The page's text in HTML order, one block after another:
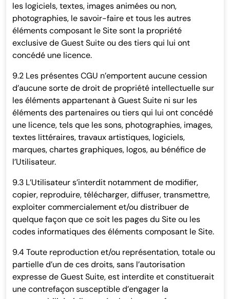
les logiciels, textes, images animées ou non,
photographies, le savoir-faire et tous les autres
éléments composant le Site sont la propriété
exclusive de Guest Suite ou des tiers qui lui ont
concédé une licence.
9.2 Les présentes CGU n’emportent aucune cession
d’aucune sorte de droit de propriété intellectuelle sur
les éléments appartenant à Guest Suite ni sur les
éléments des partenaires ou tiers qui lui ont concédé
une licence, tels que les sons, photographies, images,
textes littéraires, travaux artistiques, logiciels,
marques, chartes graphiques, logos, au bénéfice de
l’Utilisateur.
9.3 L’Utilisateur s’interdit notamment de modifier,
copier, reproduire, télécharger, diffuser, transmettre,
exploiter commercialement et/ou distribuer de
quelque façon que ce soit les pages du Site ou les
codes informatiques des éléments composant le Site.
9.4 Toute reproduction et/ou représentation, totale ou
partielle d’un de ces droits, sans l’autorisation
expresse de Guest Suite, est interdite et constituerait
une contrefaçon susceptible d’engager la